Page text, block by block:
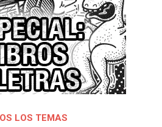
LOS TEMAS